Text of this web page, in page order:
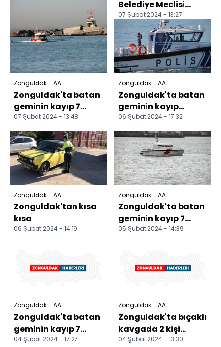
Zonguldak - AA
Zonguldak'ta batan
geminin kayıp 7
personelini arama
çalışmaları devam
ediy...
07 Şubat 2024 - 13:48
Belediye Meclisi
toplandı
07 Şubat 2024 - 13:27
Zonguldak - AA
Zonguldak'ta batan
geminin kayıp
personelini arama
çalışmaları 80'inci
günü...
06 Şubat 2024 - 17:32
Zonguldak - AA
Zonguldak'tan kısa
kısa
06 Şubat 2024 - 14:19
Zonguldak - AA
Zonguldak'ta batan
geminin kayıp 7
personeli aranıyor
05 Şubat 2024 - 14:39
Zonguldak - AA
Zonguldak'ta batan
geminin kayıp 7
personeli aranıyor
04 Şubat 2024 - 17:27
Zonguldak - AA
Zonguldak'ta bıçaklı
kavgada 2 kişi
yaralandı
04 Şubat 2024 - 13:30